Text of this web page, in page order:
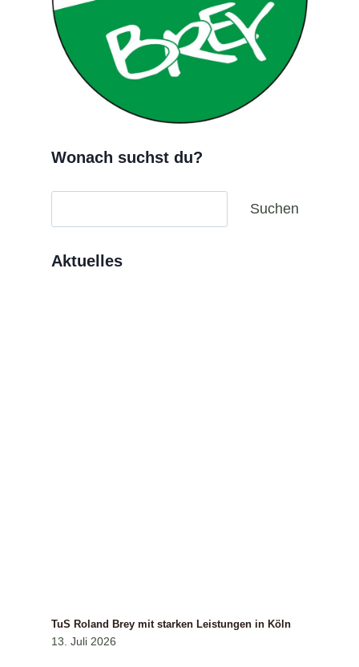
Wonach suchst du?
Suchen
Aktuelles
TuS Roland Brey mit starken Leistungen in Köln
13. Juli 2026